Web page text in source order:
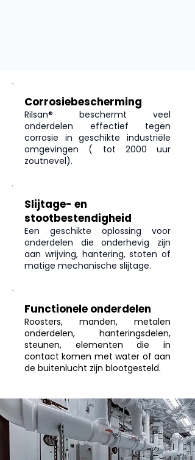
Corrosiebescherming
Rilsan® beschermt veel
onderdelen effectief tegen
corrosie in geschikte industriële
omgevingen (
tot 2000 uur
zoutnevel).
Slijtage- en
stootbestendigheid
Een geschikte oplossing voor
onderdelen die onderhevig zijn
aan wrijving, hantering, stoten of
matige mechanische slijtage.
Functionele onderdelen
Roosters, manden, metalen
onderdelen, hanteringsdelen,
steunen, elementen die in
contact komen met water of aan
de buitenlucht zijn blootgesteld.